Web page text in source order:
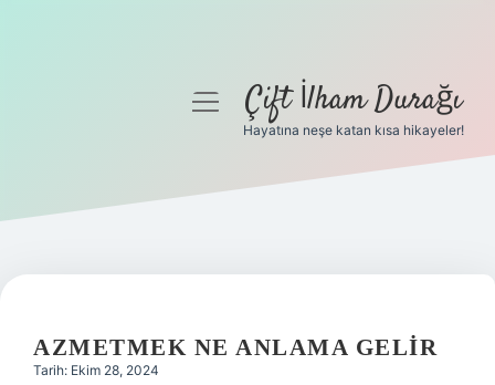
Gizlilik Politikası
Yasal Uyarı
menüyüÇift İlham Durağı
Hayatına neşe katan kısa hikayeler!
AZMETMEK NE ANLAMA GELIR
Tarih: Ekim 28, 2024